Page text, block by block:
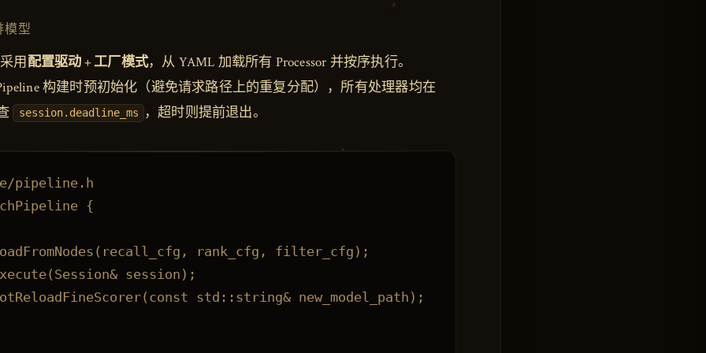
模型
用配置驱动 + 工厂模式，从 YAML 加载所有 Processor 并按序执行。
构建时预初始化（避免请求路径上的重复分配），所有处理器均在
session.deadline_ms ，超时则提前退出。
pipeline.h
{
rank_cfg, filter_cfg);
session);
std::string& new_model_path);